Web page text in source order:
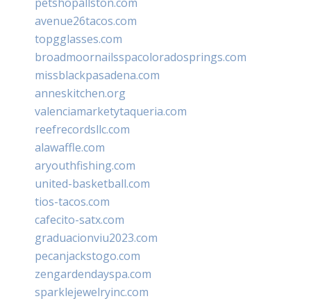
avenue26tacos.com
topgglasses.com
broadmoornailsspacoloradosprings.com
missblackpasadena.com
anneskitchen.org
valenciamarketytaqueria.com
reefrecordsllc.com
alawaffle.com
aryouthfishing.com
united-basketball.com
tios-tacos.com
cafecito-satx.com
graduacionviu2023.com
pecanjackstogo.com
zengardendayspa.com
sparklejewelryinc.com